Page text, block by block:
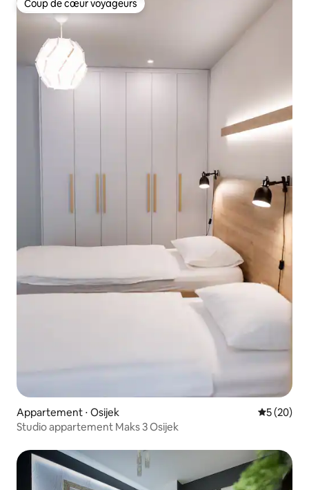
Coup de cœur voyageurs
Coup de cœur voyageurs
Appartement ⋅ Osijek
5 (20)
Studio appartement Maks 3 Osijek